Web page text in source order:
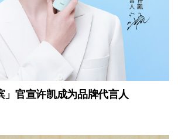
官宣许凯成为品牌代言人